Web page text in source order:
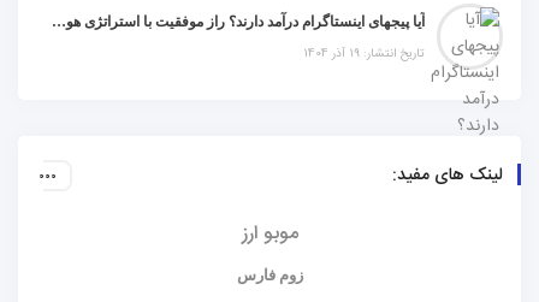
آیا پیجهای اینستاگرام درآمد دارند؟ راز موفقیت با استراتژی هوشمندانه
تاریخ انتشار: 19 آذر 1404
لینک های مفید:
موبو ارز
زوم فارس